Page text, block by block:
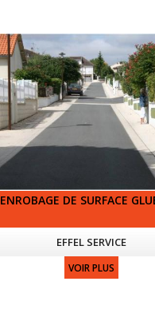
ENROBAGE DE SURFACE
EFFEL SERVICE
VOIR PLUS